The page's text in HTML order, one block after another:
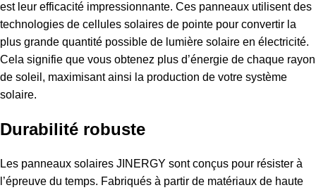
est leur efficacité impressionnante. Ces panneaux utilisent des
technologies de cellules solaires de pointe pour convertir la
plus grande quantité possible de lumière solaire en électricité.
Cela signifie que vous obtenez plus d’énergie de chaque rayon
de soleil, maximisant ainsi la production de votre système
solaire.
Durabilité robuste
Les panneaux solaires JINERGY sont conçus pour résister à
l’épreuve du temps. Fabriqués à partir de matériaux de haute